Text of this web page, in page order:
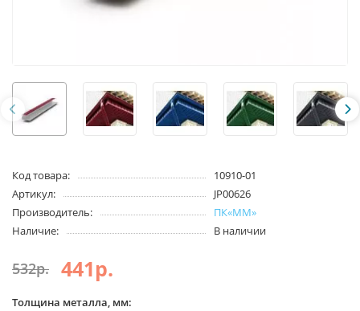
Код товара:
10910-01
Артикул:
JP00626
Производитель:
ПК«ММ»
Наличие:
В наличии
532р. 441р.
Толщина металла, мм: